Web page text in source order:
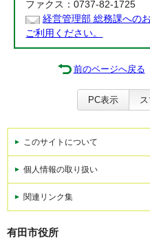
ファクス：0737-82-1725
経営管理部 総務課への
ご利用ください。
前のページへ戻る
PC表示
このサイトについて
個人情報の取り扱い
関連リンク集
有田市役所